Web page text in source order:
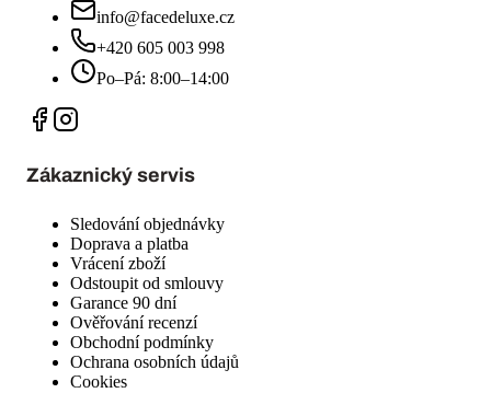
info@facedeluxe.cz
+420 605 003 998
Po–Pá: 8:00–14:00
Zákaznický servis
Sledování objednávky
Doprava a platba
Vrácení zboží
Odstoupit od smlouvy
Garance 90 dní
Ověřování recenzí
Obchodní podmínky
Ochrana osobních údajů
Cookies